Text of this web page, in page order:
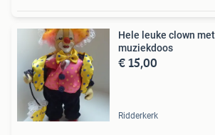
Hele leuke clown
muziekdoos
€ 15,00
Ridderkerk